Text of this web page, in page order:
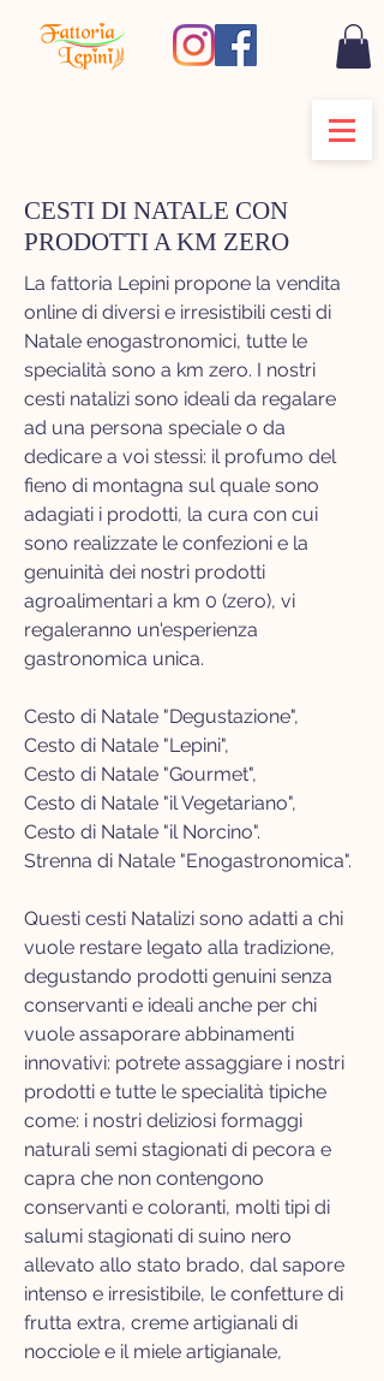
CESTI DI NATALE CON
PRODOTTI A KM ZERO
La fattoria Lepini propone la vendita
online di diversi e irresistibili cesti di
Natale enogastronomici, tutte le
specialità sono a km zero. I nostri
cesti natalizi sono ideali da regalare
ad una persona speciale o da
dedicare a voi stessi: il profumo del
fieno di montagna sul quale sono
adagiati i prodotti, la cura con cui
sono realizzate le confezioni e la
genuinità dei nostri prodotti
agroalimentari a km 0 (zero), vi
regaleranno un'esperienza
gastronomica unica.
Cesto di Natale "Degustazione",
Cesto di Natale "Lepini",
Cesto di Natale "Gourmet",
Cesto di Natale "il Vegetariano",
Cesto di Natale "il Norcino".
Strenna di Natale "Enogastronomica".
Questi cesti Natalizi sono adatti a chi
vuole restare legato alla tradizione,
degustando prodotti genuini senza
conservanti e ideali anche per chi
vuole assaporare abbinamenti
innovativi: potrete assaggiare i nostri
prodotti e tutte le specialità tipiche
come: i nostri deliziosi formaggi
naturali semi stagionati di pecora e
capra che non contengono
conservanti e coloranti, molti tipi di
salumi stagionati di suino nero
allevato allo stato brado, dal sapore
intenso e irresistibile, le confetture di
frutta extra, creme artigianali di
nocciole e il miele artigianale,